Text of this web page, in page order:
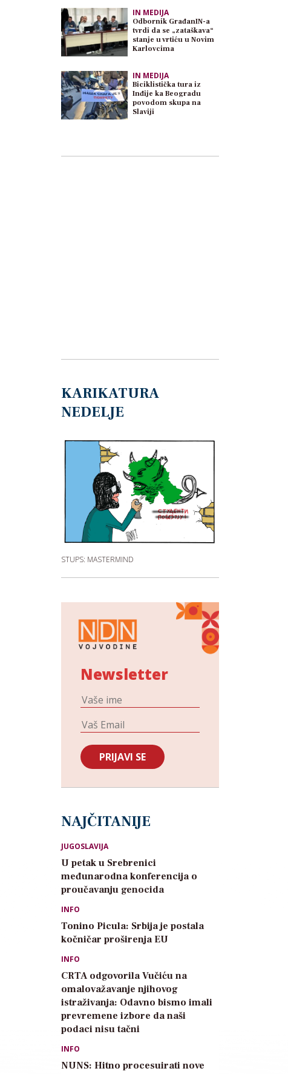
IN MEDIJA
Odbornik GrađanIN-a
tvrdi da se „zataškava“
stanje u vrtiću u Novim
Karlovcima
IN MEDIJA
Biciklistička tura iz
Inđije ka Beogradu
povodom skupa na
Slaviji
KARIKATURA
NEDELJE
STUPS: MASTERMIND
Newsletter
NAJČITANIJE
JUGOSLAVIJA
U petak u Srebrenici
međunarodna konferencija o
proučavanju genocida
INFO
Tonino Picula: Srbija je postala
kočničar proširenja EU
INFO
CRTA odgovorila Vučiću na
omalovažavanje njihovog
istraživanja: Odavno bismo imali
prevremene izbore da naši
podaci nisu tačni
INFO
NUNS: Hitno procesuirati nove